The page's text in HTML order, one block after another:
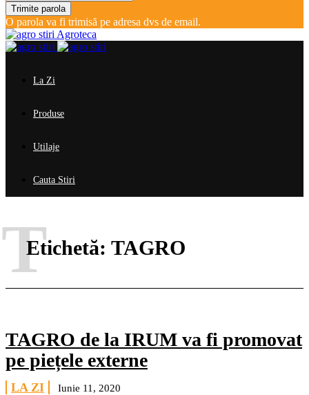
O parola va fi trimisă pe adresa dvs de email.
Agroteca
La Zi
Produse
Utilaje
Cauta Stiri
Etichetă: TAGRO
T
TAGRO de la IRUM va fi promovat
pe piețele externe
LA ZI Iunie 11, 2020